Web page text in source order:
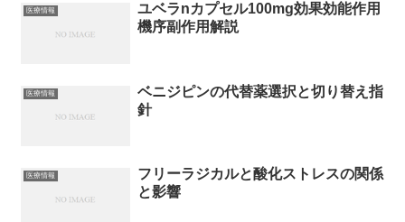
医療情報
ユベラnカプセル100mg効果効能作用
機序副作用解説
医療情報
ベニジピンの代替薬選択と切り替え指
針
医療情報
フリーラジカルと酸化ストレスの関係
と影響